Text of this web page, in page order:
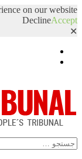
on our website.
DeclineAccept
✕
جستجو